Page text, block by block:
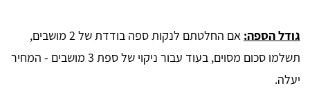
גודל הספה:
אם החלטתם לנקות ספה בודדת של 2 מושבים,
תשלמו סכום מסוים, בעוד עבור ניקוי של ספת 3 מושבים - המחיר
יעלה.